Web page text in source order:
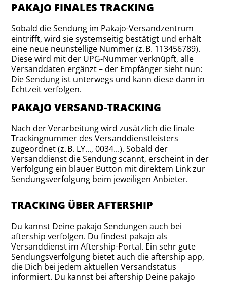
PAKAJO FINALES TRACKING
Sobald die Sendung im Pakajo-Versandzentrum
eintrifft, wird sie systemseitig bestätigt und erhält
eine neue neunstellige Nummer (z. B. 113456789).
Diese wird mit der UPG-Nummer verknüpft, alle
Versanddaten ergänzt – der Empfänger sieht nun:
Die Sendung ist unterwegs und kann diese dann in
Echtzeit verfolgen.
PAKAJO VERSAND-TRACKING
Nach der Verarbeitung wird zusätzlich die finale
Trackingnummer des Versanddienstleisters
zugeordnet (z. B. LY..., 0034...). Sobald der
Versanddienst die Sendung scannt, erscheint in der
Verfolgung ein blauer Button mit direktem Link zur
Sendungsverfolgung beim jeweiligen Anbieter.
TRACKING ÜBER AFTERSHIP
Du kannst Deine pakajo Sendungen auch bei
aftership verfolgen. Du findest pakajo als
Versanddienst im Aftership-Portal. Ein sehr gute
Sendungsverfolgung bietet auch die aftership app,
die Dich bei jedem aktuellen Versandstatus
informiert. Du kannst bei aftership Deine pakajo